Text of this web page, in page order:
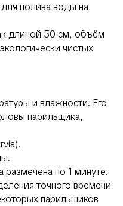
полива воды на
длиной 50 см, объём
чистых
и влажности. Его
парильщика,
размечена по 1 минуте.
точного времени
парильщиков